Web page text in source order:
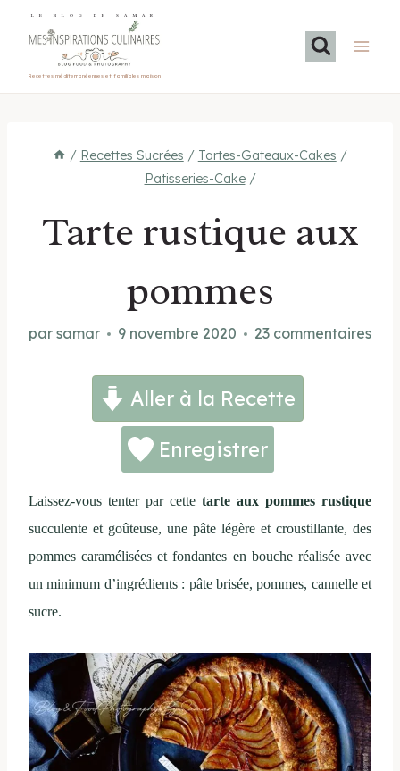
LE BLOG DE SAMAR
Recettes méditerranéennes et familiales maison
/ Recettes Sucrées / Tartes-Gateaux-Cakes /
Patisseries-Cake /
Tarte rustique aux
pommes
par samar 9 novembre 2020 23 commentaires
Aller à la Recette
Enregistrer
Laissez-vous tenter par cette tarte aux pommes rustique
succulente et goûteuse, une pâte légère et croustillante, des
pommes caramélisées et fondantes en bouche réalisée avec
un minimum d’ingrédients : pâte brisée, pommes, cannelle et
sucre.